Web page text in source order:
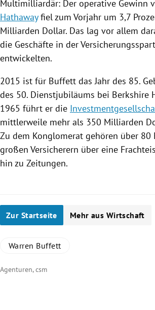
Multimilliardär: Der operative Gewinn
Hathawayfiel zum Vorjahr um 3,7
Milliarden Dollar. Das lag vor allem
die Geschäfte in der
entwickelten.
2015 ist für Buffett das Jahr des 85.
des 50. Dienstjubiläums bei Berkshire
1965 führt er die
mittlerweile mehr als 350 Milliarden
Zu dem Konglomerat gehören über 80
großen Versicherern über eine
hin zu Zeitungen.
Zur Startseite Mehr aus Wirtschaft
Warren Buffett
Agenturen, csm